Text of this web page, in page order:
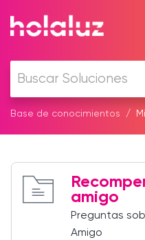
Base de conocimientos
amigo
Preguntas
Amigo